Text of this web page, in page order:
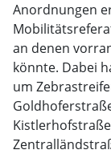
Anordnungen
an denen
könnte. Dabei
um